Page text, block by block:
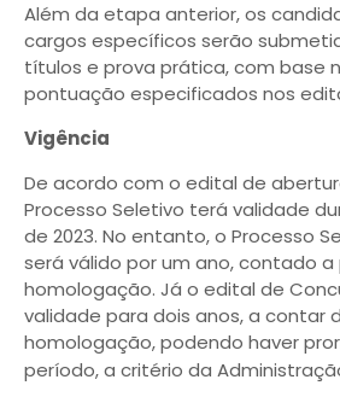
Além da etapa anterior, os
cargos específicos serão
títulos e prova prática, com base
pontuação especificados nos
Vigência
De acordo com o edital de
Processo Seletivo terá validade
de 2023. No entanto, o Processo
será válido por um ano, contado a
homologação. Já o edital de
validade para dois anos, a contar
homologação, podendo haver
período, a critério da